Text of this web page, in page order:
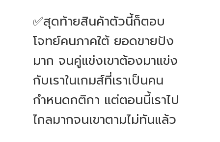
✅สุดท้ายสินค้าตัวนี้ก็ตอบ
โจทย์คนภาคใต้ ยอดขายปัง
มาก จนคู่แข่งเขาต้องมาแข่ง
กับเราในเกมส์ที่เราเป็นคน
กำหนดกติกา แต่ตอนนี้เราไป
ไกลมากจนเขาตามไม่ทันแล้ว